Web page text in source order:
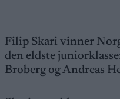
Filip Skari vinner
den eldste
Broberg og Andreas